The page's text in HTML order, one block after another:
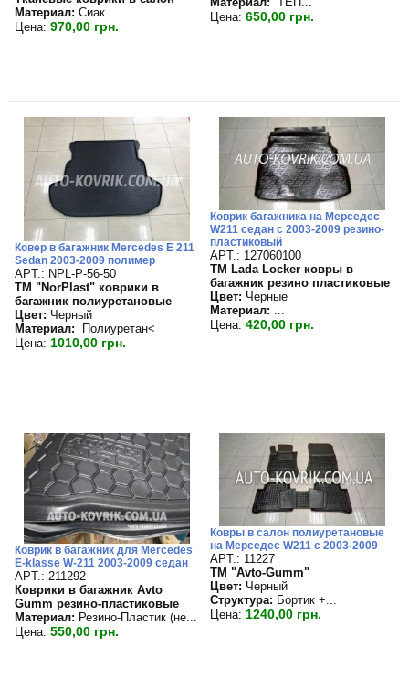
Материал: Сиак...
Цена: 970,00 грн.
Цена: 650,00 грн.
Ковер в багажник Mercedes E 211
Sedan 2003-2009 полимер
APT.: NPL-P-56-50
TM "NorPlast" коврики в
багажник полиуретановые
Цвет: Черный
Материал:
Полиуретан<
Цена: 1010,00 грн.
Коврик багажника на Мерседес
W211 седан с 2003-2009 резино-
пластиковый
APT.: 127060100
TM Lada Locker ковры в
багажник резино пластиковые
Цвет: Черные
Материал: ...
Цена: 420,00 грн.
Коврик в багажник для Mercedes
E-klasse W-211 2003-2009 седан
APT.: 211292
Коврики в багажник Avto
Gumm резино-пластиковые
Материал: Резино-Пластик (не...
Цена: 550,00 грн.
Ковры в салон полиуретановые
на Мерседес W211 с 2003-2009
APT.: 11227
TM "Avto-Gumm"
Цвет: Черный
Структура: Бортик +...
Цена: 1240,00 грн.